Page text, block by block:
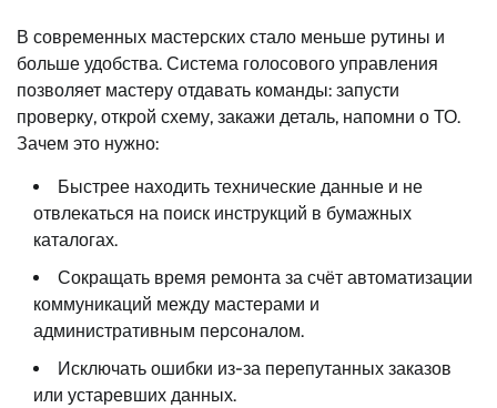
В современных мастерских стало меньше рутины и
больше удобства. Система голосового управления
позволяет мастеру отдавать команды: запусти
проверку, открой схему, закажи деталь, напомни о ТО.
Зачем это нужно:
Быстрее находить технические данные и не
отвлекаться на поиск инструкций в бумажных
каталогах.
Сокращать время ремонта за счёт автоматизации
коммуникаций между мастерами и
административным персоналом.
Исключать ошибки из-за перепутанных заказов
или устаревших данных.